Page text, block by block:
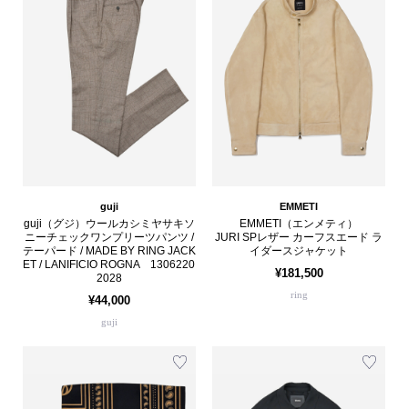
guji
guji（グジ）ウールカシミヤサキソ
ニーチェックワンプリーツパンツ /
テーパード / MADE BY RING JACK
ET / LANIFICIO ROGNA 1306220
2028
¥44,000
guji
EMMETI
EMMETI（エンメティ）
JURI SPレザー カーフスエード ラ
イダースジャケット
¥181,500
ring